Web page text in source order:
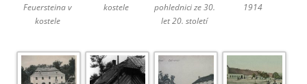
Feuersteina v
kostele
kostele
pohlednici ze 30.
let 20. století
1914